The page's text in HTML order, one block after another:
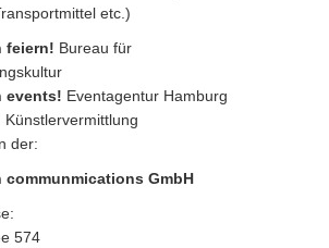
etc.)
feiern! Bureau für
events! Eventagentur Hamburg
Künstlervermittlung
der:
communmications GmbH
574